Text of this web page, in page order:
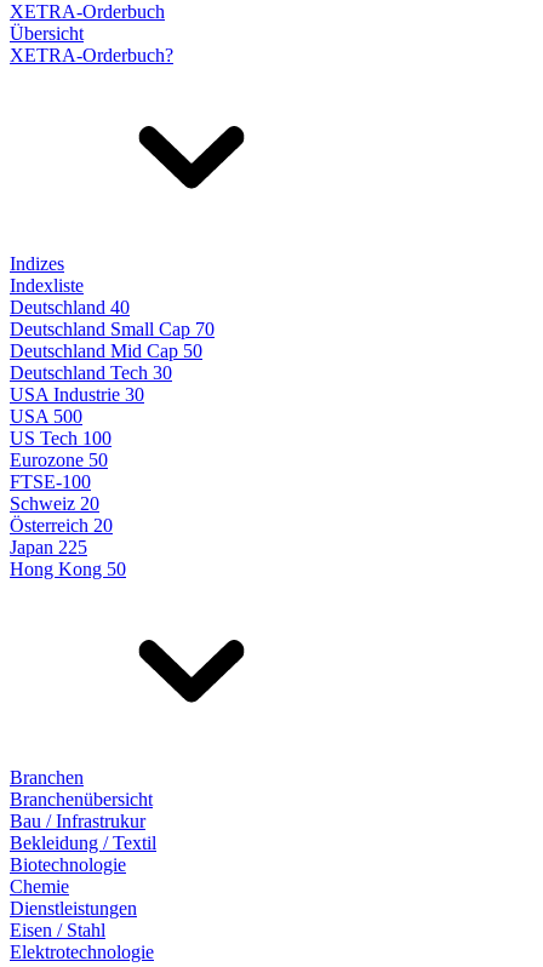
XETRA-Orderbuch
Übersicht
XETRA-Orderbuch?
Indizes
Indexliste
Deutschland 40
Deutschland Small Cap 70
Deutschland Mid Cap 50
Deutschland Tech 30
USA Industrie 30
USA 500
US Tech 100
Eurozone 50
FTSE-100
Schweiz 20
Österreich 20
Japan 225
Hong Kong 50
Branchen
Branchenübersicht
Bau / Infrastrukur
Bekleidung / Textil
Biotechnologie
Chemie
Dienstleistungen
Eisen / Stahl
Elektrotechnologie